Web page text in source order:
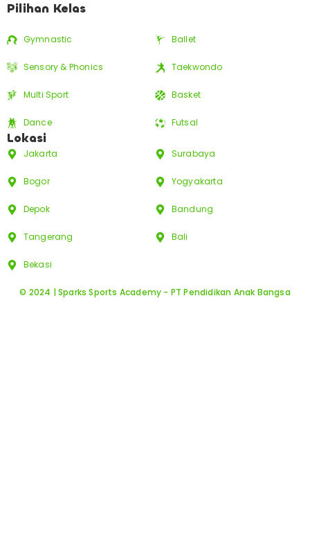
Pilihan Kelas
Gymnastic
Sensory & Phonics
Multi Sport
Dance
Ballet
Taekwondo
Basket
Futsal
Lokasi
Jakarta
Bogor
Depok
Tangerang
Bekasi
Surabaya
Yogyakarta
Bandung
Bali
© 2024 | Sparks Sports Academy - PT Pendidikan Anak Bangsa